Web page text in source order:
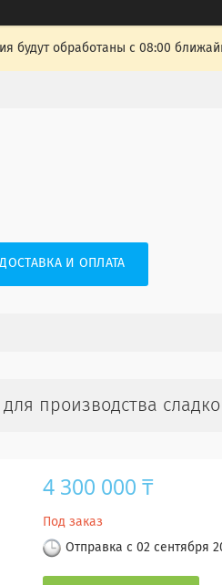
будут обработаны с 08:00
ДОСТАВКА И ОПЛАТА
производства
4 300 000 ₸
Под заказ
Отправка с 02 сентября